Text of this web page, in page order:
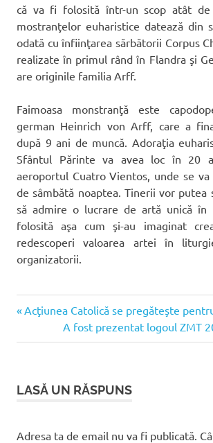
că va fi folosită într-un scop atât de
mostranţelor euharistice datează din
odată cu înfiinţarea sărbătorii Corpus
realizate în primul rând în Flandra şi
are originile familia Arff.
Faimoasa monstranţă este
german Heinrich von Arff, care a
după 9 ani de muncă. Adoraţia
Sfântul Părinte va avea loc în 20
aeroportul Cuatro Vientos, unde se va
de sâmbătă noaptea. Tinerii vor putea
să admire o lucrare de artă unică în
folosită aşa cum şi-au imaginat
redescoperi valoarea artei în
organizatorii.
Navigare
în
Articolul
anterior:
Acţiunea Catolică se pregăteşte
Articolul
următor:
A fost prezentat logoul ZMT
LASĂ UN RĂSPUNS
Adresa ta de email nu va fi publicată.